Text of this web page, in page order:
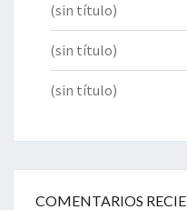
(sin título)
(sin título)
(sin título)
COMENTARIOS